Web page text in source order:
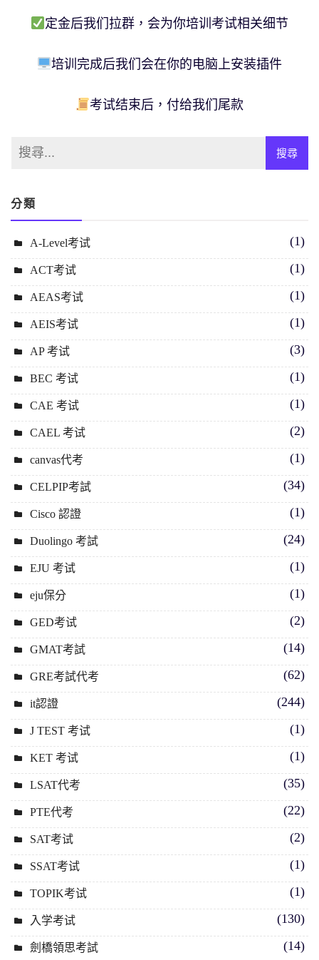
定金后我们拉群，会为你培训考试相关细节
培训完成后我们会在你的电脑上安装插件
考试结束后，付给我们尾款
分類
A-Level考试 (1)
ACT考试 (1)
AEAS考试 (1)
AEIS考试 (1)
AP 考试 (3)
BEC 考试 (1)
CAE 考试 (1)
CAEL 考试 (2)
canvas代考 (1)
CELPIP考試 (34)
Cisco 認證 (1)
Duolingo 考試 (24)
EJU 考试 (1)
eju保分 (1)
GED考试 (2)
GMAT考試 (14)
GRE考試代考 (62)
it認證 (244)
J TEST 考试 (1)
KET 考试 (1)
LSAT代考 (35)
PTE代考 (22)
SAT考试 (2)
SSAT考试 (1)
TOPIK考试 (1)
入学考试 (130)
劍橋領思考試 (14)